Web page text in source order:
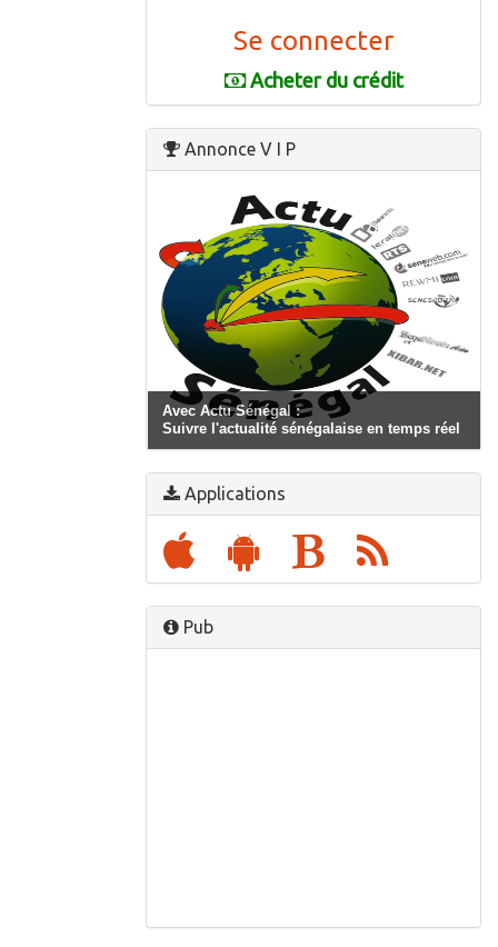
Se connecter
Acheter du crédit
Annonce V I P
Avec Actu Sénégal :
Suivre l'actualité sénégalaise en temps réel
Applications
Pub